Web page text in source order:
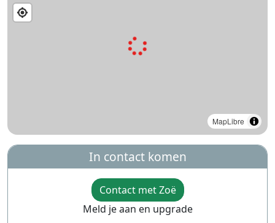
MapLibre
In contact komen
Contact met Zoë
Meld je aan en upgrade